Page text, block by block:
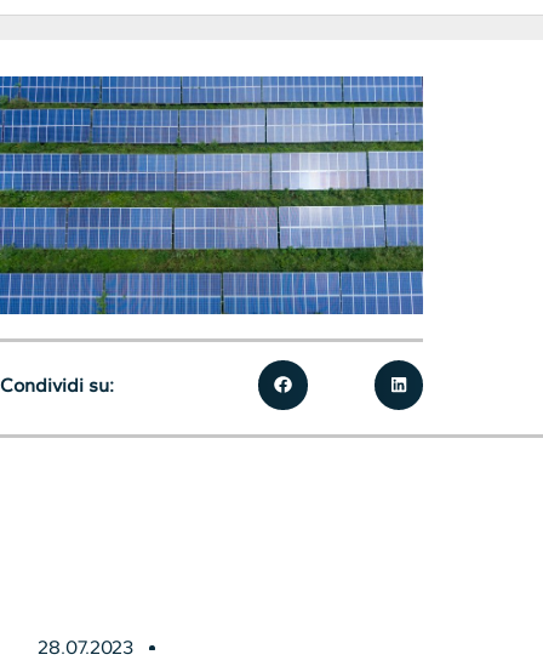
28.07.2023
Condividi su: